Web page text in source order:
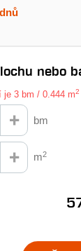
nebo
je 3 bm / 0.444 m2
bm
m2